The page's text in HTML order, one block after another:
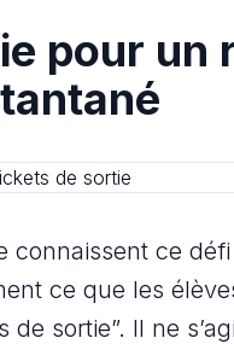
pour un
connaissent ce
ce que les
sortie”. Il ne